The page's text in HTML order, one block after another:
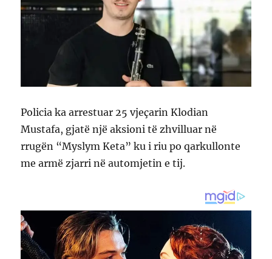
Policia ka arrestuar 25 vjeçarin Klodian
Mustafa, gjatë një aksioni të zhvilluar në
rrugën “Myslym Keta” ku i riu po qarkullonte
me armë zjarri në automjetin e tij.